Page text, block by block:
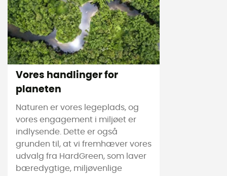
Vores handlinger for
planeten
Naturen er vores legeplads, og
vores engagement i miljøet er
indlysende. Dette er også
grunden til, at vi fremhæver vores
udvalg fra HardGreen, som laver
bæredygtige, miljøvenlige